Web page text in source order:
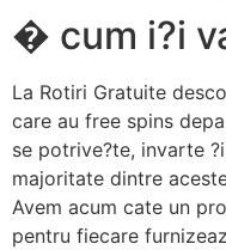
� cum i?i
La Rotiri Gratuite
care au free spins
se potrive?te, invarte
majoritate dintre
Avem acum cate un
pentru fiecare